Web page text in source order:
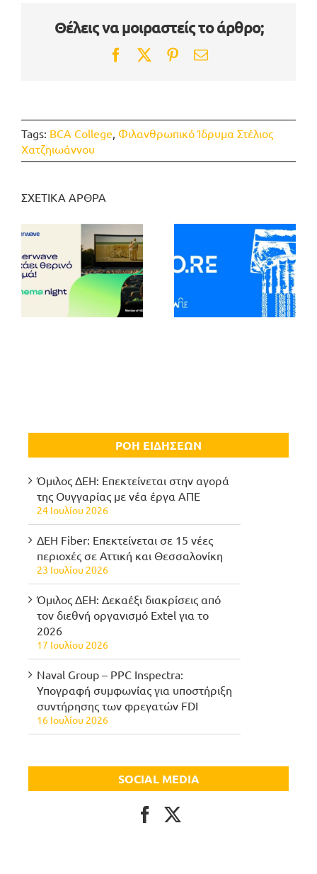
Θέλεις να μοιραστείς το άρθρο;
Facebook
TwitterPinterest
Email
Tags: BCA College Φιλανθρωπικό Ίδρυμα Στέλιος
Χατζηιωάννου
ΣΧΕΤΙΚΑ ΑΡΘΡΑ
ΡΟΗ ΕΙΔΗΣΕΩΝ
Όμιλος ΔΕΗ: Επεκτείνεται στην αγορά
της Ουγγαρίας με νέα έργα ΑΠΕ
24 Ιουλίου 2026
ΔΕΗ Fiber: Επεκτείνεται σε 15 νέες
περιοχές σε Αττική και Θεσσαλονίκη
23 Ιουλίου 2026
Όμιλος ΔΕΗ: Δεκαέξι διακρίσεις από
τον διεθνή οργανισμό Extel για το
2026
17 Ιουλίου 2026
Naval Group – PPC Inspectra:
Υπογραφή συμφωνίας για υποστήριξη
συντήρησης των φρεγατών FDI
16 Ιουλίου 2026
SOCIAL MEDIA